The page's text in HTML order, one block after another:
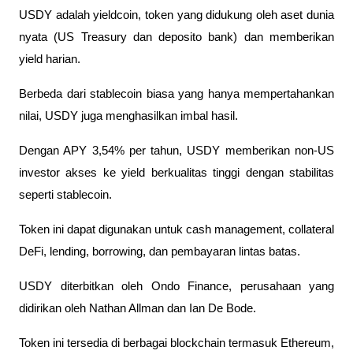
USDY adalah yieldcoin, token yang didukung oleh aset dunia
nyata (US Treasury dan deposito bank) dan memberikan
yield harian.
Berbeda dari stablecoin biasa yang hanya mempertahankan
nilai, USDY juga menghasilkan imbal hasil.
Dengan APY 3,54% per tahun, USDY memberikan non-US
investor akses ke yield berkualitas tinggi dengan stabilitas
seperti stablecoin.
Token ini dapat digunakan untuk cash management, collateral
DeFi, lending, borrowing, dan pembayaran lintas batas.
USDY diterbitkan oleh Ondo Finance, perusahaan yang
didirikan oleh Nathan Allman dan Ian De Bode.
Token ini tersedia di berbagai blockchain termasuk Ethereum,